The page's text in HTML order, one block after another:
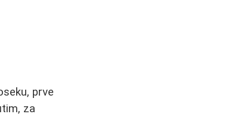
prve
za